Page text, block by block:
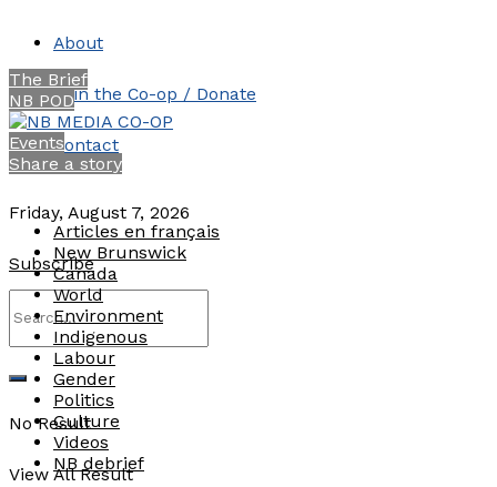
About
Join the Co-op / Donate
Contact
Friday, August 7, 2026
Subscribe
No Result
View All Result
The Brief
NB POD
Events
Share a story
Articles en français
New Brunswick
Canada
World
Environment
Indigenous
Labour
Gender
Politics
Culture
Videos
NB debrief